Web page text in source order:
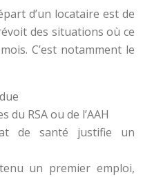
d’un locataire est de
des situations où ce
C’est notamment le
RSA ou de l’AAH
de santé justifie un
un premier emploi,